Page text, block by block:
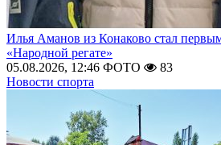
Илья Аманов из Конаково стал
«Народной регате»
05.08.2026, 12:46 ФОТО
83
Новости спорта